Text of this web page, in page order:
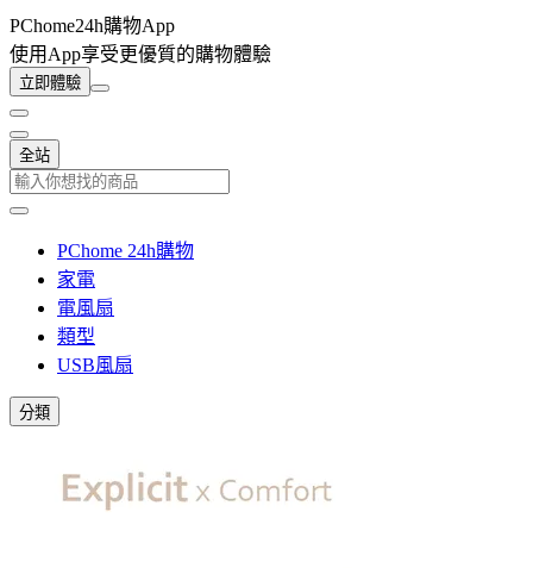
PChome24h購物App
使用App享受更優質的購物體驗
立即體驗
全站
PChome 24h購物
家電
電風扇
類型
USB風扇
分類